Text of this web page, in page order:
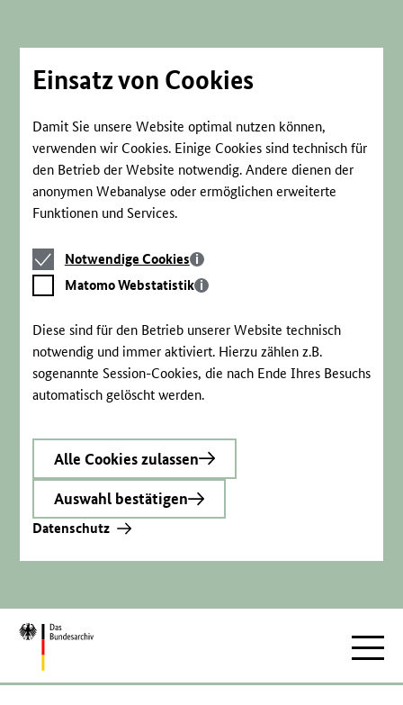
Einsatz von Cookies
Damit Sie unsere Website optimal nutzen können,
verwenden wir Cookies. Einige Cookies sind technisch für
den Betrieb der Website notwendig. Andere dienen der
anonymen Webanalyse oder ermöglichen erweiterte
Funktionen und Services.
Notwendige
Cookies
Notwendige Cookies
Matomo
Webstatistik
Matomo Webstatistik
Diese sind für den Betrieb unserer Website technisch
notwendig und immer aktiviert. Hierzu zählen z.B.
sogenannte Session-Cookies, die nach Ende Ihres Besuchs
automatisch gelöscht werden.
Alle Cookies zulassen
Auswahl bestätigen
Datenschutz
Zur